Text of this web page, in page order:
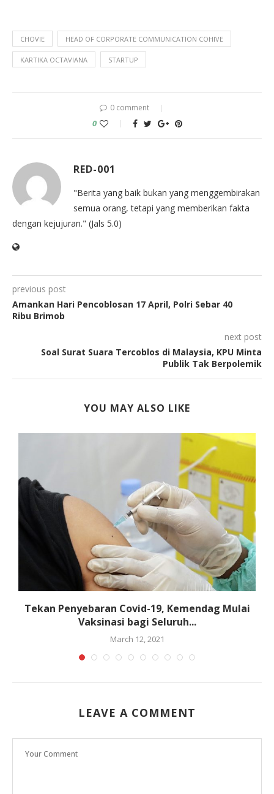
CHOVIE HEAD OF CORPORATE COMMUNICATION COHIVE
KARTIKA OCTAVIANA STARTUP
0 comment
0
RED-001
"Berita yang baik bukan yang menggembirakan
semua orang, tetapi yang memberikan fakta
dengan kejujuran." (Jals 5.0)
previous post
Amankan Hari Pencoblosan 17 April, Polri Sebar 40
Ribu Brimob
next post
Soal Surat Suara Tercoblos di Malaysia, KPU Minta
Publik Tak Berpolemik
YOU MAY ALSO LIKE
Tekan Penyebaran Covid-19, Kemendag Mulai
Vaksinasi bagi Seluruh...
March 12, 2021
LEAVE A COMMENT